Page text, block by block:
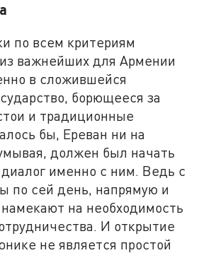
по всем критериям
важнейших для Армении
в сложившейся
борющееся за
и традиционные
бы, Ереван ни на
должен был начать
именно с ним. Ведь с
по сей день, напрямую и
на необходимость
И открытие
не является простой